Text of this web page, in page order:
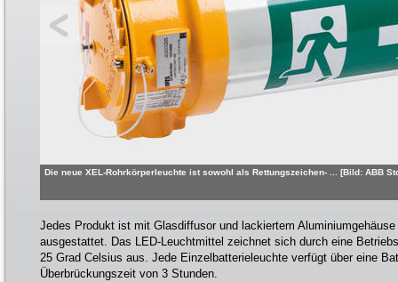
Die neue XEL-Rohrkörperleuchte ist sowohl als Rettungszeichen- ... [Bild: ABB
Jedes Produkt ist mit Glasdiffusor und lackiertem
ausgestattet. Das LED-Leuchtmittel zeichnet sich durch eine
25 Grad Celsius aus. Jede Einzelbatterieleuchte verfügt über eine
Überbrückungszeit von 3 Stunden.